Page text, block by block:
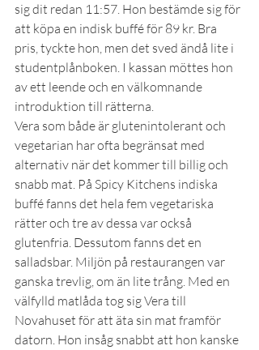
sig dit redan 11:57. Hon bestämde sig för
att köpa en indisk buffé för 89 kr. Bra
pris, tyckte hon, men det sved ändå lite i
studentplånboken. I kassan möttes hon
av ett leende och en välkomnande
introduktion till rätterna.
Vera som både är glutenintolerant och
vegetarian har ofta begränsat med
alternativ när det kommer till billig och
snabb mat. På Spicy Kitchens indiska
buffé fanns det hela fem vegetariska
rätter och tre av dessa var också
glutenfria. Dessutom fanns det en
salladsbar. Miljön på restaurangen var
ganska trevlig, om än lite trång. Med en
välfylld matlåda tog sig Vera till
Novahuset för att äta sin mat framför
datorn. Hon insåg snabbt att hon kanske